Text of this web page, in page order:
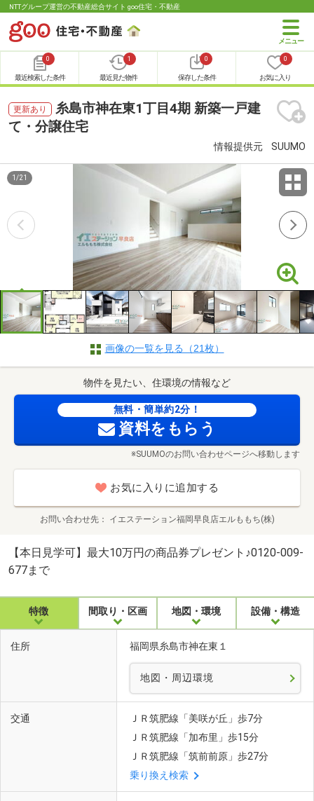
NTTグループ運営の不動産総合サイト goo住宅・不動産
0
最近検索した条件
1
最近見た物件
0
保存した条件
0
お気に入り
更新あり
糸島市神在東1丁目4期 新築一戸建
て・分譲住宅
情報提供元 SUUMO
1 /21
画像の一覧を見る（21枚）
物件を見たい、住環境の情報など
無料・簡単約2分！
資料をもらう
※SUUMOのお問い合わせページへ移動します
お気に入りに追加する
お問い合わせ先 イエステーション福岡早良店エルももち(株)
【本日見学可】最大10万円の商品券プレゼント♪0120-009-
677まで
特徴 間取り・区画 地図・環境 設備・構造
住所 福岡県糸島市神在東１
地図・周辺環境
交通
ＪＲ筑肥線「美咲が丘」歩7分
ＪＲ筑肥線「加布里」歩15分
ＪＲ筑肥線「筑前前原」歩27分
乗り換え検索